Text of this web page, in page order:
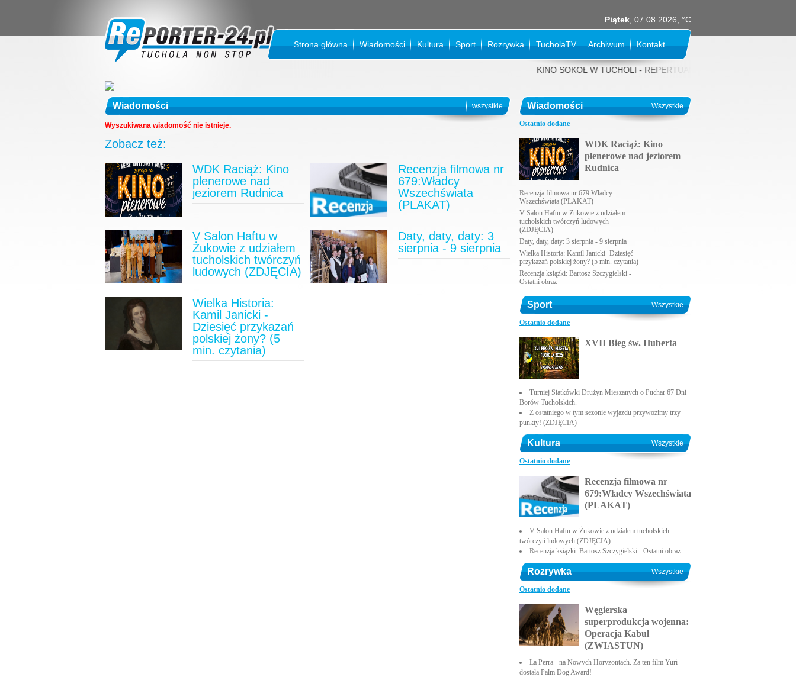
Piątek , 07 08 2026, °C
Strona główna Wiadomości Kultura Sport Rozrywka TucholaTV Archiwum Kontakt
KINO SOKÓŁ W TUCHOLI - REPERTUAR NA SIERPIEŃ 2026 rok:
Wiadomości wszystkie
Wyszukiwana wiadomość nie istnieje.
Zobacz też:
WDK Raciąż: Kino
plenerowe nad
jeziorem Rudnica
Recenzja filmowa nr
679:Władcy
Wszechświata
(PLAKAT)
V Salon Haftu w
Żukowie z udziałem
tucholskich twórczyń
ludowych (ZDJĘCIA)
Daty, daty, daty: 3
sierpnia - 9 sierpnia
Wielka Historia:
Kamil Janicki -
Dziesięć przykazań
polskiej żony? (5
min. czytania)
Wiadomości Wszystkie
Ostatnio dodane
WDK Raciąż: Kino
plenerowe nad jeziorem
Rudnica
Recenzja filmowa nr 679:Władcy
Wszechświata (PLAKAT)
V Salon Haftu w Żukowie z udziałem
tucholskich twórczyń ludowych
(ZDJĘCIA)
Daty, daty, daty: 3 sierpnia - 9 sierpnia
Wielka Historia: Kamil Janicki -Dziesięć
przykazań polskiej żony? (5 min. czytania)
Recenzja książki: Bartosz Szczygielski -
Ostatni obraz
Sport Wszystkie
Ostatnio dodane
XVII Bieg św. Huberta
Turniej Siatkówki Drużyn Mieszanych o Puchar 67 Dni
Borów Tucholskich.
Z ostatniego w tym sezonie wyjazdu przywozimy trzy
punkty! (ZDJĘCIA)
Kultura Wszystkie
Ostatnio dodane
Recenzja filmowa nr
679:Władcy Wszechświata
(PLAKAT)
V Salon Haftu w Żukowie z udziałem tucholskich
twórczyń ludowych (ZDJĘCIA)
Recenzja książki: Bartosz Szczygielski - Ostatni obraz
Rozrywka Wszystkie
Ostatnio dodane
Węgierska
superprodukcja wojenna:
Operacja Kabul
(ZWIASTUN)
La Perra - na Nowych Horyzontach. Za ten film Yuri
dostała Palm Dog Award!